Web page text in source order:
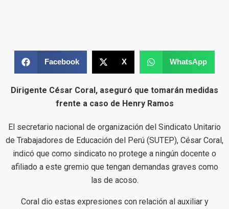
Facebook X WhatsApp
Dirigente César Coral, aseguró que tomarán medidas
frente a caso de Henry Ramos
El secretario nacional de organización del Sindicato Unitario
de Trabajadores de Educación del Perú (SUTEP), César Coral,
indicó que como sindicato no protege a ningún docente o
afiliado a este gremio que tengan demandas graves como
las de acoso.
Coral dio estas expresiones con relación al auxiliar y